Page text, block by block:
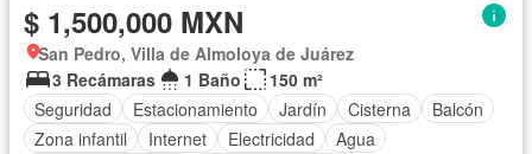
$ 1,500,000 MXN
San Pedro, Villa de Almoloya de Juárez
3 Recámaras
1 Baño
150 m²
Seguridad
Estacionamiento Jardín Cisterna
Balcón
Zona infantil
Internet Electricidad
Agua